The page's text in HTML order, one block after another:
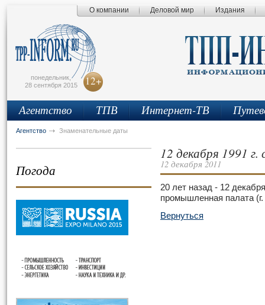
О компании Деловой мир Издания
понедельник,
28 сентября 2015
12+
Агентство ТПВ Интернет-ТВ
Агентство Знаменательные даты
Погода
12 декабря 1991
12 декабря 2011
20 лет назад - 12
промышленная палата
Вернуться